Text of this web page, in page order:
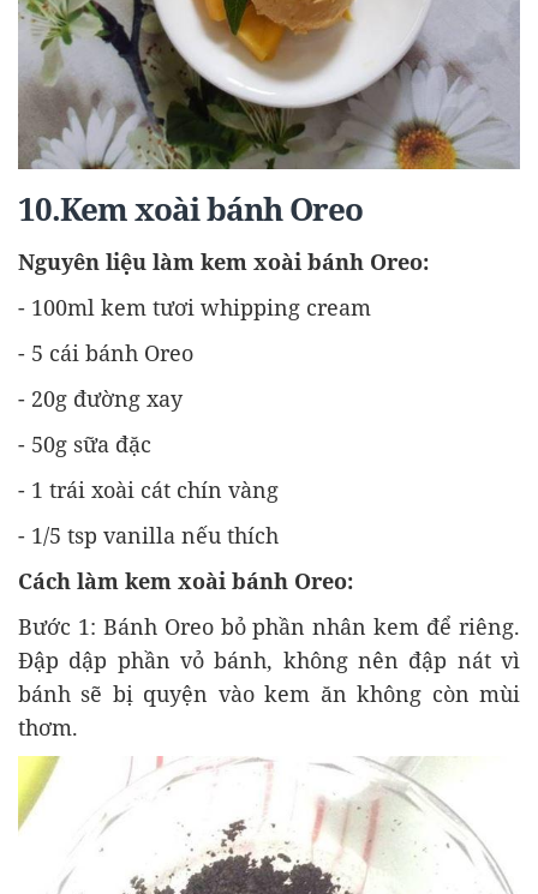
10.Kem xoài bánh Oreo
Nguyên liệu làm kem xoài bánh Oreo:
- 100ml kem tươi whipping cream
- 5 cái bánh Oreo
- 20g đường xay
- 50g sữa đặc
- 1 trái xoài cát chín vàng
- 1/5 tsp vanilla nếu thích
Cách làm kem xoài bánh Oreo:
Bước 1: Bánh Oreo bỏ phần nhân kem để riêng.
Đập dập phần vỏ bánh, không nên đập nát vì
bánh sẽ bị quyện vào kem ăn không còn mùi
thơm.